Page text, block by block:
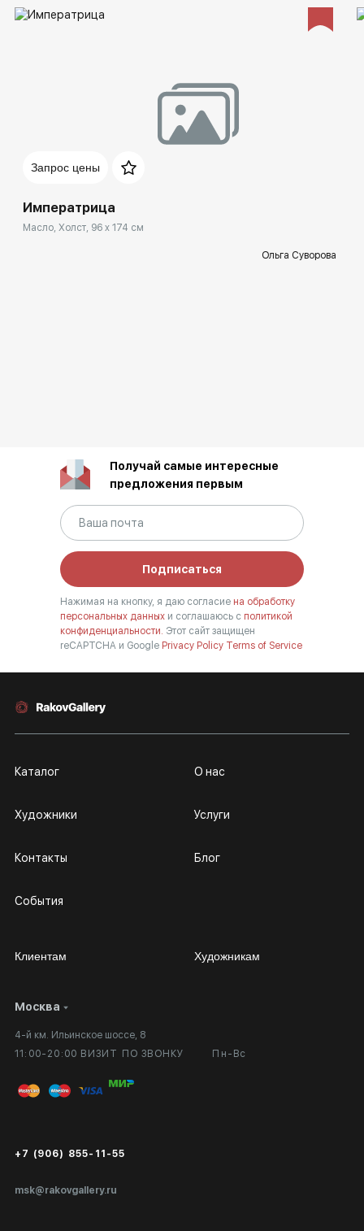
Групповые выставки
Запрос цены
Императрица
Масло, Холст, 96 x 174 см
Ольга Суворова
Получай самые интересные
предложения первым
Подписаться
Нажимая на кнопку, я даю согласие на обработку
персональных данных и соглашаюсь с политикой
конфиденциальности. Этот сайт защищен
reCAPTCHA и Google Privacy Policy Terms of Service
Москва
4-й км. Ильинское шоссе, 8
11:00-20:00 ВИЗИТ ПО ЗВОНКУ
Пн-Вс
msk@rakovgallery.ru
+7 (906) 855-11-55
Каталог
Художники
Контакты
События
О нас
Услуги
Блог
Клиентам
Личный кабинет
Вопросы и ответы
Публичная оферта
Экспертиза/Вывоз за границу
Подарочные сертификаты
Художникам
Сотрудничество
Выставка в галерее